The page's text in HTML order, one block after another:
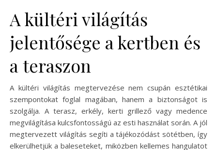
A kültéri világítás
jelentősége a kertben és
a teraszon
A kültéri világítás megtervezése nem csupán esztétikai
szempontokat foglal magában, hanem a biztonságot is
szolgálja. A terasz, erkély, kerti grillező vagy medence
megvilágítása kulcsfontosságú az esti használat során. A jól
megtervezett világítás segíti a tájékozódást sötétben, így
elkerülhetjük a baleseteket, miközben kellemes hangulatot